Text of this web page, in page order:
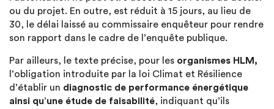
ou du projet. En outre, est réduit à 15 jours, au lieu de
30, le délai laissé au commissaire enquêteur pour rendre
son rapport dans le cadre de l’enquête publique.
Par ailleurs, le texte précise, pour les organismes HLM,
l’obligation introduite par la loi Climat et Résilience
d’établir un diagnostic de performance énergétique
ainsi qu’une étude de faisabilité, indiquant qu’ils